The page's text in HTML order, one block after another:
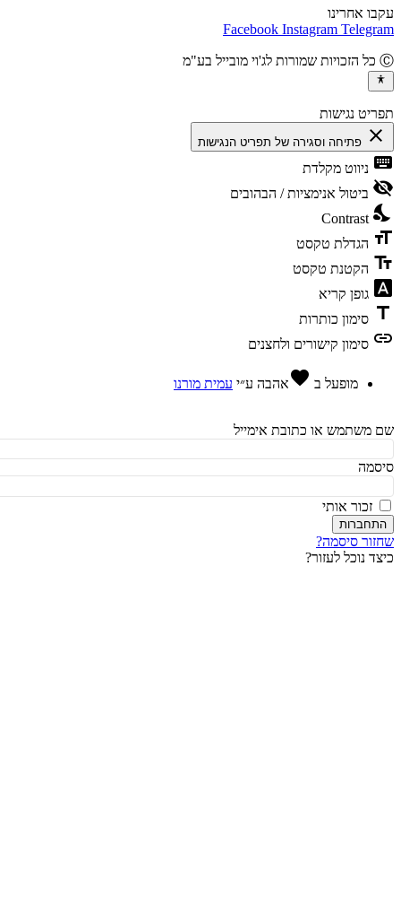
אחרינו
Facebook Instagram
נגישות
פתיחה וסגירה של תפריט הנגישות
ניווט מקלדת
ביטול אנימציות / הבהובים
Contrast
הגדלת טקסט
הקטנת טקסט
גופן קריא
סימון כותרות
סימון קישורים ולחצנים
מופעל בfavorite אהבהע״י עמית מורנו
או כתובת אימייל
זכור אותי
סיסמה?
נוכל לעזור?